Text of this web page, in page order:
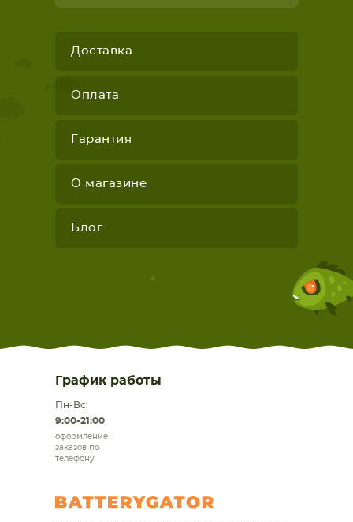
Доставка
Оплата
Гарантия
О магазине
Блог
График работы
Пн-Вс:
9:00-21:00
оформление
заказов по
телефону